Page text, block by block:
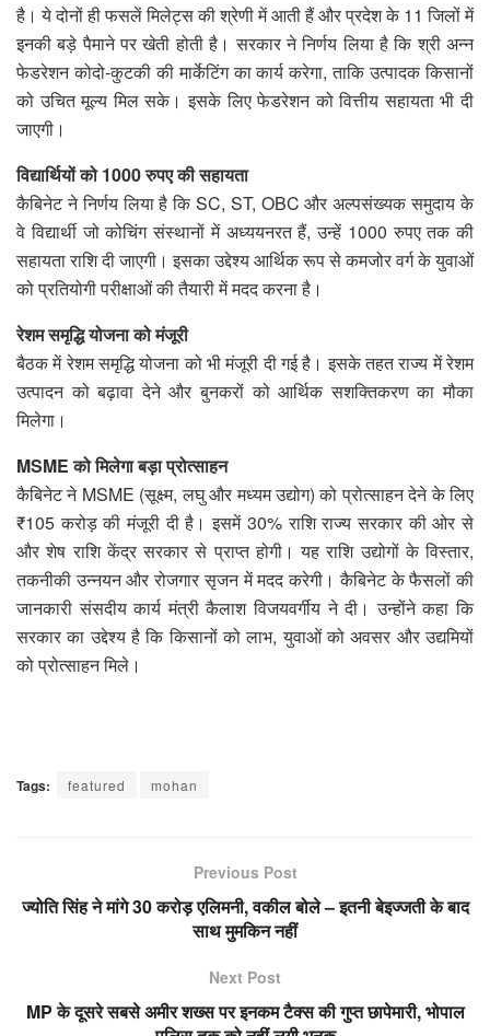
है। ये दोनों ही फसलें मिलेट्स की श्रेणी में आती हैं और प्रदेश के 11 जिलों में
इनकी बड़े पैमाने पर खेती होती है। सरकार ने निर्णय लिया है कि श्री अन्न
फेडरेशन कोदो-कुटकी की मार्केटिंग का कार्य करेगा, ताकि उत्पादक किसानों
को उचित मूल्य मिल सके। इसके लिए फेडरेशन को वित्तीय सहायता भी दी
जाएगी।
विद्यार्थियों को 1000 रुपए की सहायता
कैबिनेट ने निर्णय लिया है कि SC, ST, OBC और अल्पसंख्यक समुदाय के
वे विद्यार्थी जो कोचिंग संस्थानों में अध्ययनरत हैं, उन्हें 1000 रुपए तक की
सहायता राशि दी जाएगी। इसका उद्देश्य आर्थिक रूप से कमजोर वर्ग के युवाओं
को प्रतियोगी परीक्षाओं की तैयारी में मदद करना है।
रेशम समृद्धि योजना को मंजूरी
बैठक में रेशम समृद्धि योजना को भी मंजूरी दी गई है। इसके तहत राज्य में रेशम
उत्पादन को बढ़ावा देने और बुनकरों को आर्थिक सशक्तिकरण का मौका
मिलेगा।
MSME को मिलेगा बड़ा प्रोत्साहन
कैबिनेट ने MSME (सूक्ष्म, लघु और मध्यम उद्योग) को प्रोत्साहन देने के लिए
₹105 करोड़ की मंजूरी दी है। इसमें 30% राशि राज्य सरकार की ओर से
और शेष राशि केंद्र सरकार से प्राप्त होगी। यह राशि उद्योगों के विस्तार,
तकनीकी उन्नयन और रोजगार सृजन में मदद करेगी। कैबिनेट के फैसलों की
जानकारी संसदीय कार्य मंत्री कैलाश विजयवर्गीय ने दी। उन्होंने कहा कि
सरकार का उद्देश्य है कि किसानों को लाभ, युवाओं को अवसर और उद्यमियों
को प्रोत्साहन मिले।
Tags: featured mohan
Previous Post
ज्योति सिंह ने मांगे 30 करोड़ एलिमनी, वकील बोले – इतनी बेइज्जती के बाद
साथ मुमकिन नहीं
Next Post
MP के दूसरे सबसे अमीर शख्स पर इनकम टैक्स की गुप्त छापेमारी, भोपाल